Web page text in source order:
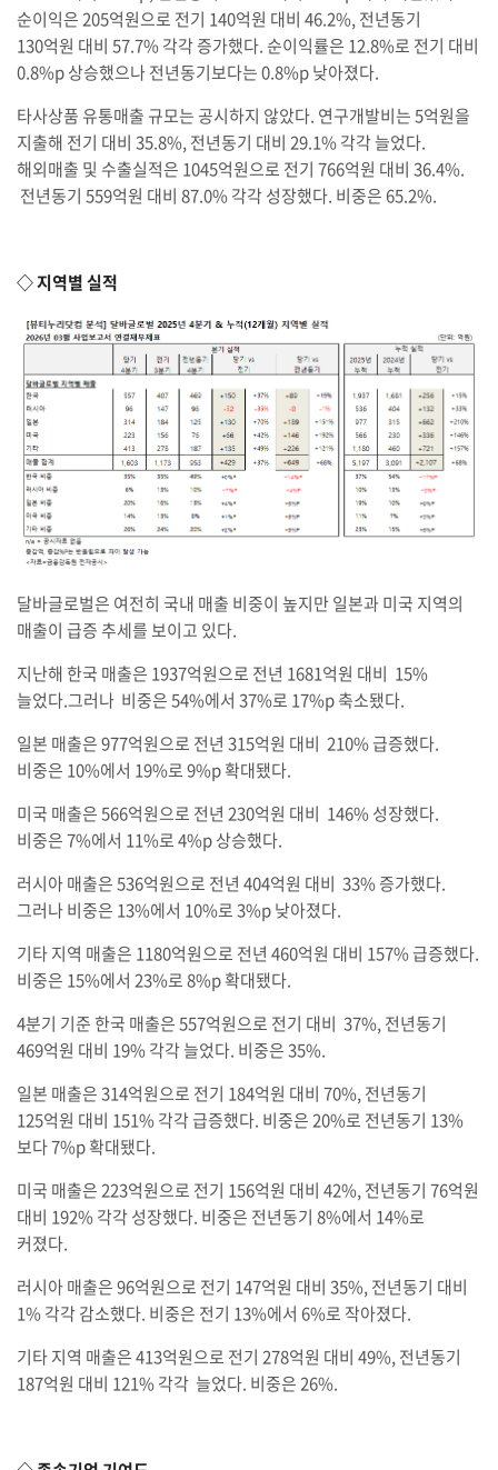
순이익은 205억원으로 전기 140억원 대비 46.2%, 전년동기
130억원 대비 57.7% 각각 증가했다. 순이익률은 12.8%로 전기 대비
0.8%p 상승했으나 전년동기보다는 0.8%p 낮아졌다.
타사상품 유통매출 규모는 공시하지 않았다. 연구개발비는 5억원을
지출해 전기 대비 35.8%, 전년동기 대비 29.1% 각각 늘었다.
해외매출 및 수출실적은 1045억원으로 전기 766억원 대비 36.4%.
전년동기 559억원 대비 87.0% 각각 성장했다. 비중은 65.2%.
◇ 지역별 실적
달바글로벌은 여전히 국내 매출 비중이 높지만 일본과 미국 지역의
매출이 급증 추세를 보이고 있다.
지난해 한국 매출은 1937억원으로 전년 1681억원 대비 15%
늘었다.그러나 비중은 54%에서 37%로 17%p 축소됐다.
일본 매출은 977억원으로 전년 315억원 대비 210% 급증했다.
비중은 10%에서 19%로 9%p 확대됐다.
미국 매출은 566억원으로 전년 230억원 대비 146% 성장했다.
비중은 7%에서 11%로 4%p 상승했다.
러시아 매출은 536억원으로 전년 404억원 대비 33% 증가했다.
그러나 비중은 13%에서 10%로 3%p 낮아졌다.
기타 지역 매출은 1180억원으로 전년 460억원 대비 157% 급증했다.
비중은 15%에서 23%로 8%p 확대됐다.
4분기 기준 한국 매출은 557억원으로 전기 대비 37%, 전년동기
469억원 대비 19% 각각 늘었다. 비중은 35%.
일본 매출은 314억원으로 전기 184억원 대비 70%, 전년동기
125억원 대비 151% 각각 급증했다. 비중은 20%로 전년동기 13%
보다 7%p 확대됐다.
미국 매출은 223억원으로 전기 156억원 대비 42%, 전년동기 76억원
대비 192% 각각 성장했다. 비중은 전년동기 8%에서 14%로
커졌다.
러시아 매출은 96억원으로 전기 147억원 대비 35%, 전년동기 대비
1% 각각 감소했다. 비중은 전기 13%에서 6%로 작아졌다.
기타 지역 매출은 413억원으로 전기 278억원 대비 49%, 전년동기
187억원 대비 121% 각각 늘었다. 비중은 26%.